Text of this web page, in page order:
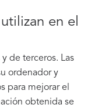
en el
de terceros. Las
ordenador y
para mejorar el
obtenida se